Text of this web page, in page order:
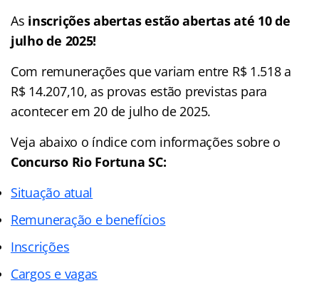
As inscrições abertas estão abertas até 10 de
julho de 2025!
Com remunerações que variam entre R$ 1.518 a
R$ 14.207,10, as provas estão previstas para
acontecer em 20 de julho de 2025.
Veja abaixo o índicecom informações sobre o
Concurso Rio Fortuna SC:
Situação atual
Remuneração e benefícios
Inscrições
Cargos e vagas